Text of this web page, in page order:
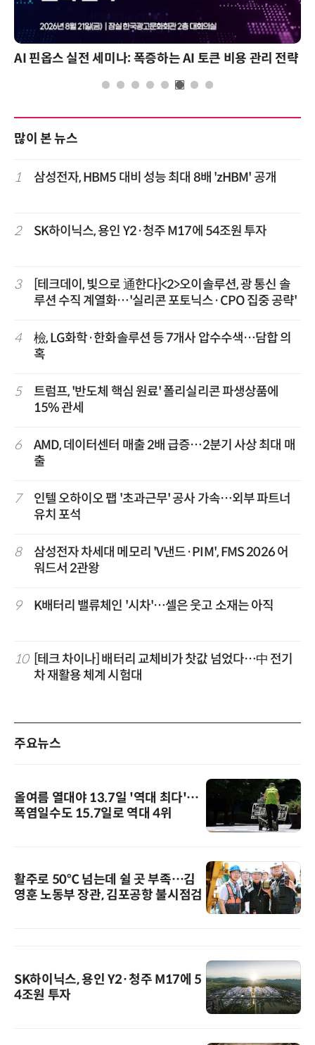
AI 핀옵스 실전 세미나: 폭증하는 AI 토큰 비용 관리 전략
많이 본 뉴스
1 삼성전자, HBM5 대비 성능 최대 8배 'zHBM' 공개
2 SK하이닉스, 용인 Y2·청주 M17에 54조원 투자
3
[테크데이, 빛으로 通한다]<2>오이솔루션, 광 통신 솔
루션 수직 계열화…'실리콘 포토닉스·CPO 집중 공략'
4
檢, LG화학·한화솔루션 등 7개사 압수수색…담합 의
혹
5
트럼프, '반도체 핵심 원료' 폴리실리콘 파생상품에
15% 관세
6
AMD, 데이터센터 매출 2배 급증…2분기 사상 최대 매
출
7
인텔 오하이오 팹 '초과근무' 공사 가속…외부 파트너
유치 포석
8
삼성전자 차세대 메모리 'V낸드·PIM', FMS 2026 어
워드서 2관왕
9 K배터리 밸류체인 '시차'…셀은 웃고 소재는 아직
10
[테크 차이나] 배터리 교체비가 찻값 넘었다…中 전기
차 재활용 체계 시험대
주요뉴스
올여름 열대야 13.7일 '역대 최다'…
폭염일수도 15.7일로 역대 4위
활주로 50℃ 넘는데 쉴 곳 부족…김
영훈 노동부 장관, 김포공항 불시점검
SK하이닉스, 용인 Y2·청주 M17에 5
4조원 투자